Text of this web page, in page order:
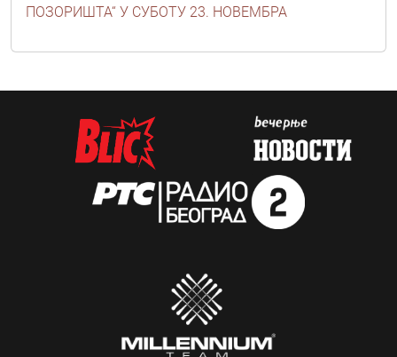
ПОЗОРИШТА“ У СУБОТУ 23. НОВЕМБРА